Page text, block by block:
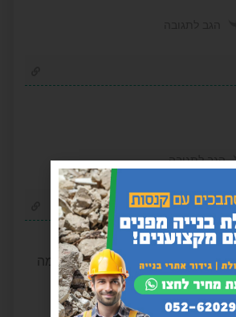
לתגובה
, תמשיך עם העשיה המדהימה
לתגובה